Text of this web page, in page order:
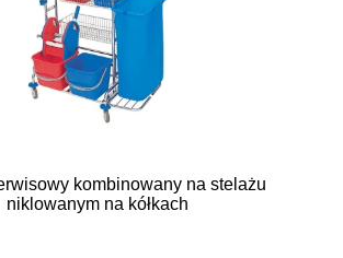
kombinowany na stelażu
niklowanym na kółkach